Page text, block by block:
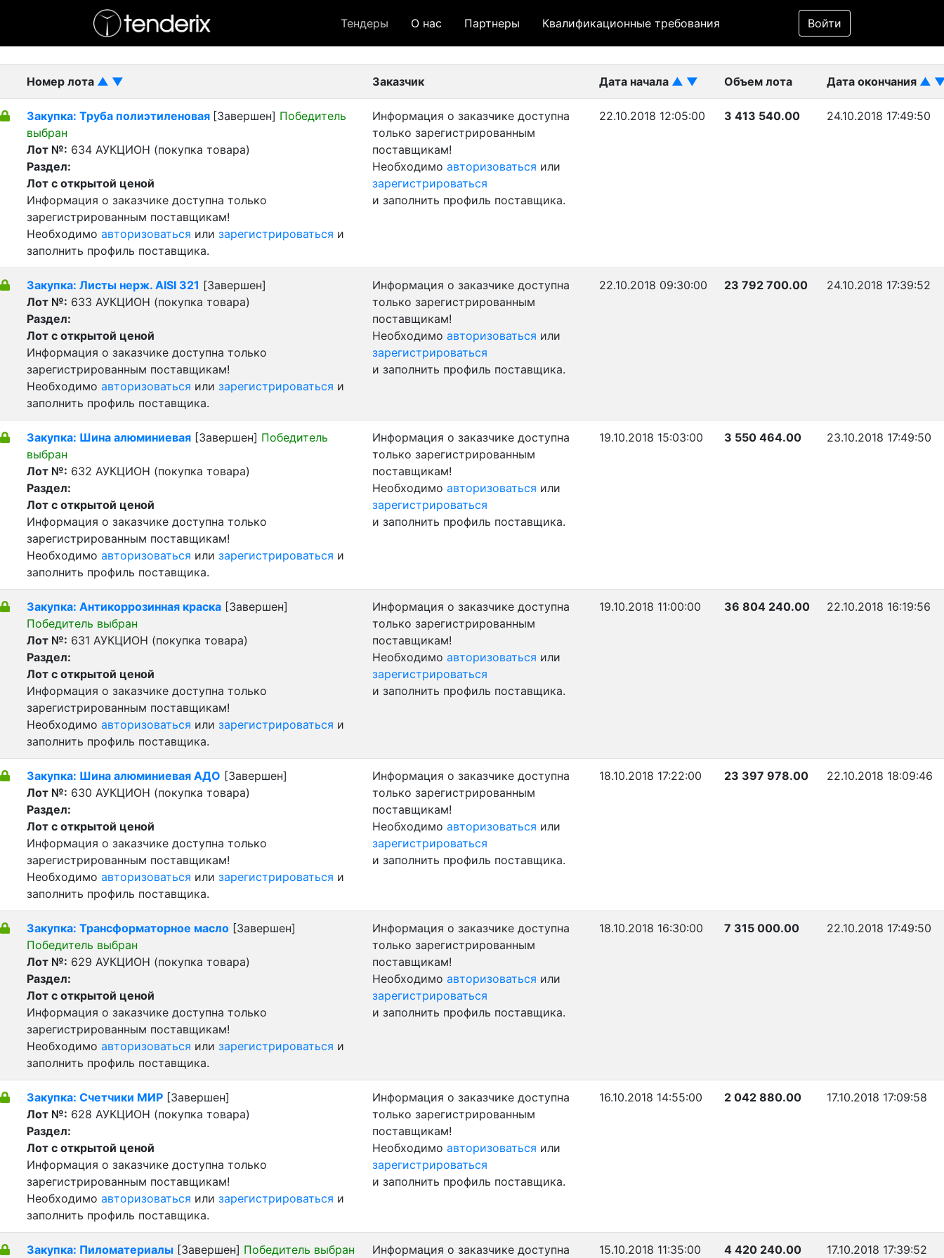
Тендеры О нас Партнеры Квалификационные требования Войти
Фильтр
- Завершенный лот
Номер лота ▲ ▼ Заказчик Дата начала ▲ ▼ Объем лота Дата окончания ▲
Закупка: Труба полиэтиленовая [Завершен] Победитель
выбран
Лот №: 634 АУКЦИОН (покупка товара)
Раздел:
Лот с открытой ценой
Информация о заказчике доступна только
зарегистрированным поставщикам!
Необходимо авторизоваться или зарегистрироваться и
заполнить профиль поставщика.
Информация о заказчике доступна
только зарегистрированным
поставщикам!
Необходимо авторизоваться или
зарегистрироваться
и заполнить профиль поставщика.
22.10.2018 12:05:00 3 413 540.00 24.10.2018 17:49:50
Закупка: Листы нерж. AISI 321 [Завершен]
Лот №: 633 АУКЦИОН (покупка товара)
Раздел:
Лот с открытой ценой
Информация о заказчике доступна только
зарегистрированным поставщикам!
Необходимо авторизоваться или зарегистрироваться и
заполнить профиль поставщика.
Информация о заказчике доступна
только зарегистрированным
поставщикам!
Необходимо авторизоваться или
зарегистрироваться
и заполнить профиль поставщика.
22.10.2018 09:30:00 23 792 700.00 24.10.2018 17:39:52
Закупка: Шина алюминиевая [Завершен] Победитель
выбран
Лот №: 632 АУКЦИОН (покупка товара)
Раздел:
Лот с открытой ценой
Информация о заказчике доступна только
зарегистрированным поставщикам!
Необходимо авторизоваться или зарегистрироваться и
заполнить профиль поставщика.
Информация о заказчике доступна
только зарегистрированным
поставщикам!
Необходимо авторизоваться или
зарегистрироваться
и заполнить профиль поставщика.
19.10.2018 15:03:00 3 550 464.00 23.10.2018 17:49:50
Закупка: Антикоррозинная краска [Завершен]
Победитель выбран
Лот №: 631 АУКЦИОН (покупка товара)
Раздел:
Лот с открытой ценой
Информация о заказчике доступна только
зарегистрированным поставщикам!
Необходимо авторизоваться или зарегистрироваться и
заполнить профиль поставщика.
Информация о заказчике доступна
только зарегистрированным
поставщикам!
Необходимо авторизоваться или
зарегистрироваться
и заполнить профиль поставщика.
19.10.2018 11:00:00 36 804 240.00 22.10.2018 16:19:56
Закупка: Шина алюминиевая АДО [Завершен]
Лот №: 630 АУКЦИОН (покупка товара)
Раздел:
Лот с открытой ценой
Информация о заказчике доступна только
зарегистрированным поставщикам!
Необходимо авторизоваться или зарегистрироваться и
заполнить профиль поставщика.
Информация о заказчике доступна
только зарегистрированным
поставщикам!
Необходимо авторизоваться или
зарегистрироваться
и заполнить профиль поставщика.
18.10.2018 17:22:00 23 397 978.00 22.10.2018 18:09:46
Закупка: Трансформаторное масло [Завершен]
Победитель выбран
Лот №: 629 АУКЦИОН (покупка товара)
Раздел:
Лот с открытой ценой
Информация о заказчике доступна только
зарегистрированным поставщикам!
Необходимо авторизоваться или зарегистрироваться и
заполнить профиль поставщика.
Информация о заказчике доступна
только зарегистрированным
поставщикам!
Необходимо авторизоваться или
зарегистрироваться
и заполнить профиль поставщика.
18.10.2018 16:30:00 7 315 000.00 22.10.2018 17:49:50
Закупка: Счетчики МИР [Завершен]
Лот №: 628 АУКЦИОН (покупка товара)
Раздел:
Лот с открытой ценой
Информация о заказчике доступна только
зарегистрированным поставщикам!
Необходимо авторизоваться или зарегистрироваться и
заполнить профиль поставщика.
Информация о заказчике доступна
только зарегистрированным
поставщикам!
Необходимо авторизоваться или
зарегистрироваться
и заполнить профиль поставщика.
16.10.2018 14:55:00 2 042 880.00 17.10.2018 17:09:58
Закупка: Пиломатериалы [Завершен] Победитель выбран Информация о заказчике доступна 15.10.2018 11:35:00 4 420 240.00 17.10.2018 17:39:52